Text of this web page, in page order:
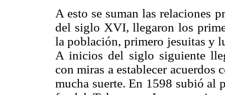
A esto se suman las relaciones
del siglo XVI, llegaron los
la población, primero jesuitas y
A inicios del siglo siguiente
con miras a establecer
mucha suerte. En 1598 subió al